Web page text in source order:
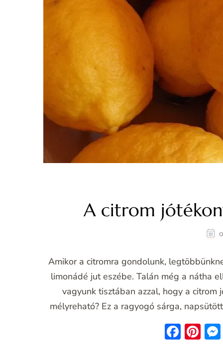
A citrom
Amikor a citromra gondolunk,
limonádé jut eszébe. Talán még a nátha
vagyunk tisztában azzal, hogy a citrom
mélyreható? Ez a ragyogó sárga,